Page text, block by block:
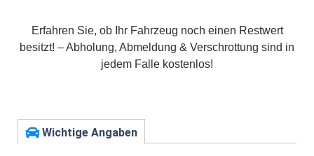
Erfahren Sie, ob Ihr Fahrzeug noch einen Restwert
besitzt! – Abholung, Abmeldung & Verschrottung sind in
jedem Falle kostenlos!
Wichtige Angaben